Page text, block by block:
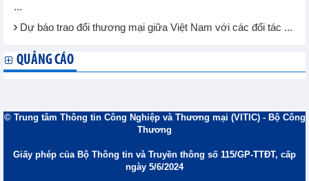
...
Dự báo trao đổi thương mại giữa Việt Nam với các đối tác ...
QUẢNG CÁO
© Trung tâm Thông tin Công Nghiệp và Thương mại (VITIC) - Bộ Công
Thương
Giấy phép của Bộ Thông tin và Truyền thông số 115/GP-TTĐT, cấp
ngày 5/6/2024